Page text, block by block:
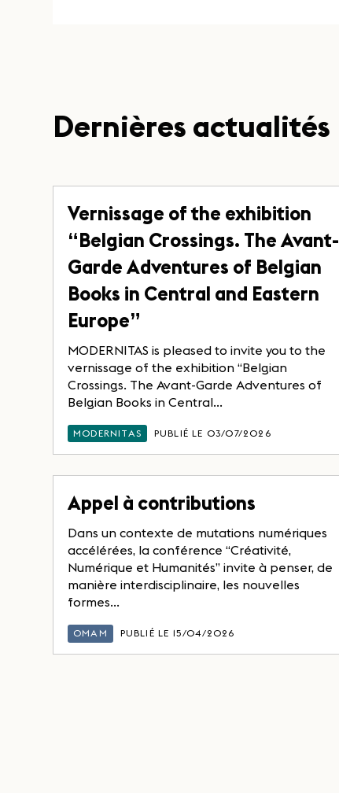
Dernières actualités
Vernissage of the exhibition
“Belgian Crossings. The Avant-
Garde Adventures of Belgian
Books in Central and Eastern
Europe”
MODERNITAS is pleased to invite you to the
vernissage of the exhibition “Belgian
Crossings. The Avant-Garde Adventures of
Belgian Books in Central...
MODERNITAS PUBLIÉ LE 03/07/2026
Appel à contributions
Dans un contexte de mutations numériques
accélérées, la conférence “Créativité,
Numérique et Humanités” invite à penser, de
manière interdisciplinaire, les nouvelles
formes...
OMAM PUBLIÉ LE 15/04/2026